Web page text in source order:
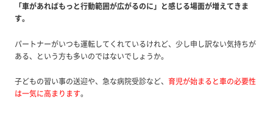
「車があればもっと行動範囲が広がるのに」と感じる場面が増えてきま
す。
パートナーがいつも運転してくれているけれど、少し申し訳ない気持ちが
ある、という方も多いのではないでしょうか。
子どもの習い事の送迎や、急な病院受診など、 育児が始まると車の必要性
は一気に高まります。